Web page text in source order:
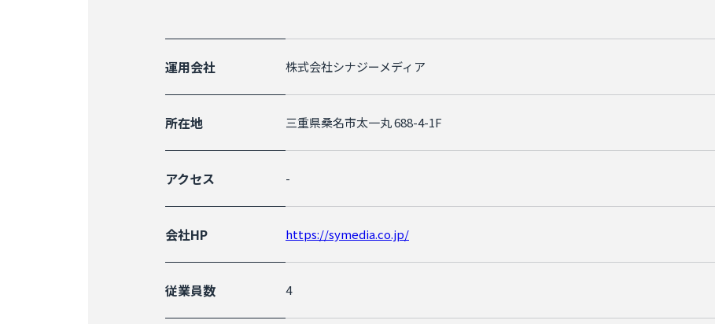
運用会社 株式会社シナジーメディア
所在地 三重県桑名市太一丸 688-4-1F
アクセス -
会社HP https://symedia.co.jp/
従業員数 4